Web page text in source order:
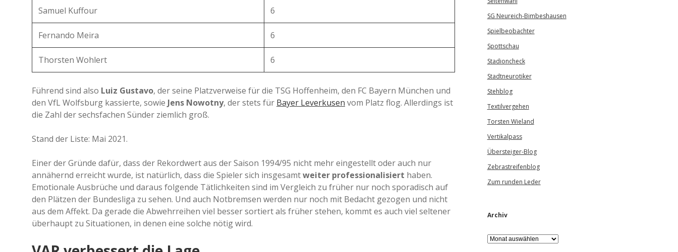
Samuel Kuffour 6
Fernando Meira 6
Thorsten Wohlert 6
Führend sind also Luiz Gustavo, der seine Platzverweise für die TSG Hoffenheim, den FC Bayern München und
den VfL Wolfsburg kassierte, sowie Jens Nowotny, der stets für Bayer Leverkusen vom Platz flog. Allerdings ist
die Zahl der sechsfachen Sünder ziemlich groß.
Stand der Liste: Mai 2021.
Einer der Gründe dafür, dass der Rekordwert aus der Saison 1994/95 nicht mehr eingestellt oder auch nur
annähernd erreicht wurde, ist natürlich, dass die Spieler sich insgesamtweiter professionalisiert haben.
Emotionale Ausbrüche und daraus folgende Tätlichkeiten sind im Vergleich zu früher nur noch sporadisch auf
den Plätzen der Bundesliga zu sehen. Und auch Notbremsen werden nur noch mit Bedacht gezogen und nicht
aus dem Affekt. Da gerade die Abwehrreihen viel besser sortiert als früher stehen, kommt es auch viel seltener
überhaupt zu Situationen, in denen eine solche nötig wird.
SG Neureich-Bimbeshausen
Spielbeobachter
Spottschau
Stadioncheck
Stadtneurotiker
Stehblog
Textilvergehen
Torsten Wieland
Vertikalpass
Übersteiger-Blog
Zebrastreifenblog
Zum runden Leder
Archiv
A
r